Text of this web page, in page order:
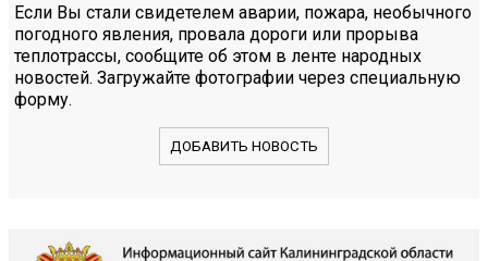
Если Вы стали свидетелем аварии, пожара, необычного
погодного явления, провала дороги или прорыва
теплотрассы, сообщите об этом в ленте народных
новостей. Загружайте фотографии через специальную
форму.
ДОБАВИТЬ НОВОСТЬ